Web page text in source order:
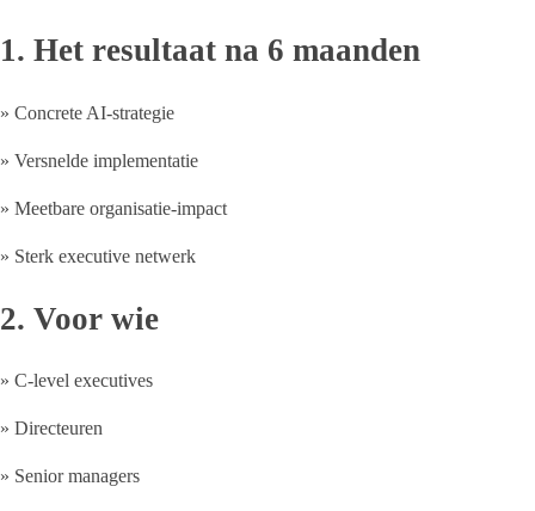
1. Het resultaat na 6 maanden
» Concrete AI-strategie
» Versnelde implementatie
» Meetbare organisatie-impact
» Sterk executive netwerk
2. Voor wie
» C-level executives
» Directeuren
» Senior managers